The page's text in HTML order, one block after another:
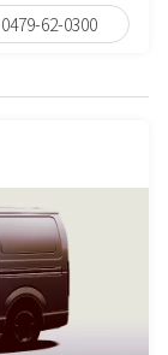
0479-62-0300